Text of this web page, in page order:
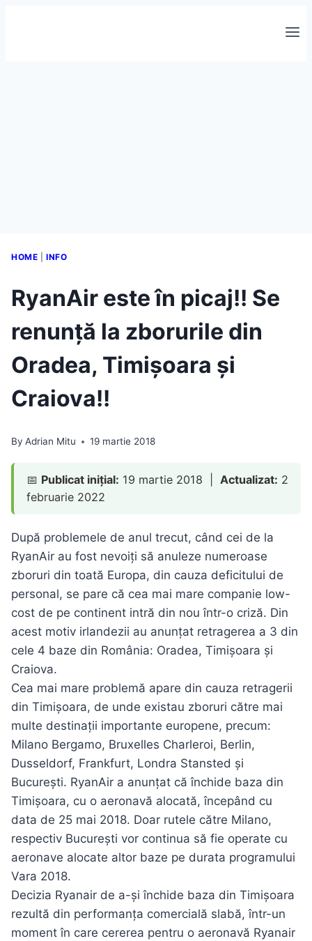
HOME |INFO
RyanAir este în picaj!! Se
renunță la zborurile din
Oradea, Timișoara și
Craiova!!
By Adrian Mitu 19 martie 2018
📅 Publicat inițial: 19 martie 2018 | Actualizat: 2
februarie 2022
După problemele de anul trecut, când cei de la
RyanAir au fost nevoiți să anuleze numeroase
zboruri din toată Europa, din cauza deficitului de
personal, se pare că cea mai mare companie low-
cost de pe continent intră din nou într-o criză. Din
acest motiv irlandezii au anunțat retragerea a 3 din
cele 4 baze din România: Oradea, Timișoara și
Craiova.
Cea mai mare problemă apare din cauza retragerii
din Timișoara, de unde existau zboruri către mai
multe destinații importante europene, precum:
Milano Bergamo, Bruxelles Charleroi, Berlin,
Dusseldorf, Frankfurt, Londra Stansted și
București. RyanAir a anunțat că închide baza din
Timișoara, cu o aeronavă alocată, începând cu
data de 25 mai 2018. Doar rutele către Milano,
respectiv București vor continua să fie operate cu
aeronave alocate altor baze pe durata programului
Vara 2018.
Decizia Ryanair de a-și închide baza din Timișoara
rezultă din performanța comercială slabă, într-un
moment în care cererea pentru o aeronavă Ryanair